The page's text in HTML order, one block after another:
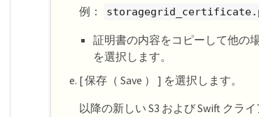
例：
証明書の内容をコピーして他の
を選択します。
[ 保存（ Save ） ] を選択します。
以降の新しい S3 および Swift クラ